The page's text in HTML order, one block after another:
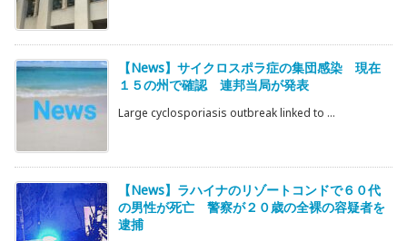
【News】サイクロスポラ症の集団感染 現在
１５の州で確認 連邦当局が発表
Large cyclosporiasis outbreak linked to ...
【News】ラハイナのリゾートコンドで６０代
の男性が死亡 警察が２０歳の全裸の容疑者を
逮捕